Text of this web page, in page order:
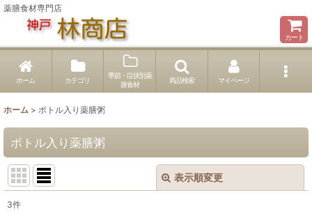
薬膳食材専門店
カート
ホーム カテゴリ
季節・症状別薬
膳食材
商品検索 マイページ
ホーム > ボトル入り薬膳粥
ボトル入り薬膳粥
表示順変更
3件